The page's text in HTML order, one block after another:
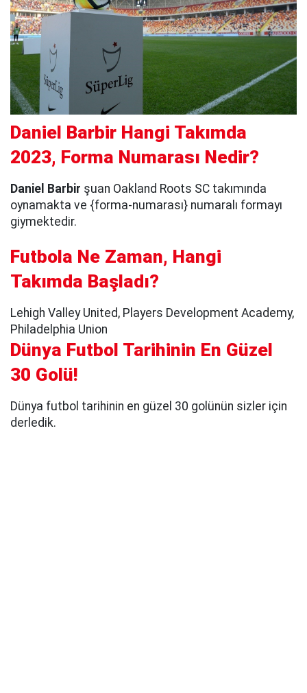
Daniel Barbir Hangi Takımda
2023, Forma Numarası Nedir?
Daniel Barbir şuan Oakland Roots SC takımında
oynamakta ve {forma-numarası} numaralı formayı
giymektedir.
Futbola Ne Zaman, Hangi
Takımda Başladı?
Lehigh Valley United, Players Development Academy,
Philadelphia Union
Dünya Futbol Tarihinin En Güzel
30 Golü!
Dünya futbol tarihinin en güzel 30 golünün sizler için
derledik.